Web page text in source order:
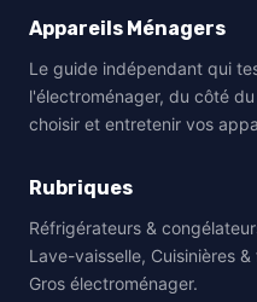
Appareils Ménagers
Le guide indépendant qui
l'électroménager, du côté
choisir et entretenir vos
Rubriques
Réfrigérateurs &
Lave-vaisselle, Cuisinières
Gros électroménager.